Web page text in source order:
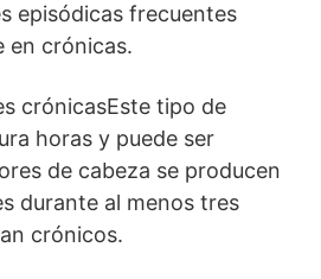
episódicas frecuentes
en crónicas.
crónicasEste tipo de
horas y puede ser
de cabeza se producen
durante al menos tres
crónicos.